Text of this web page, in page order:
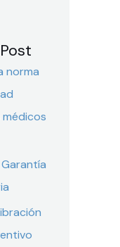
norma